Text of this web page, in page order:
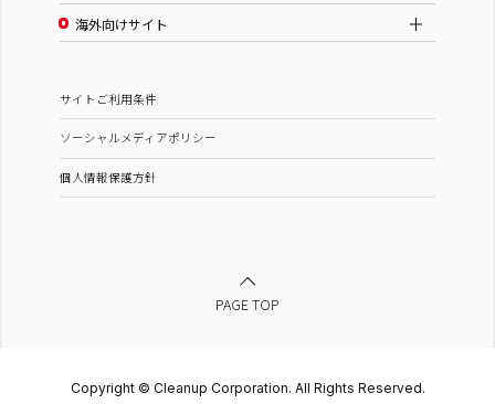
海外向けサイト
サイトご利用条件
ソーシャルメディアポリシー
個人情報保護方針
PAGE TOP
Copyright © Cleanup Corporation. All Rights Reserved.